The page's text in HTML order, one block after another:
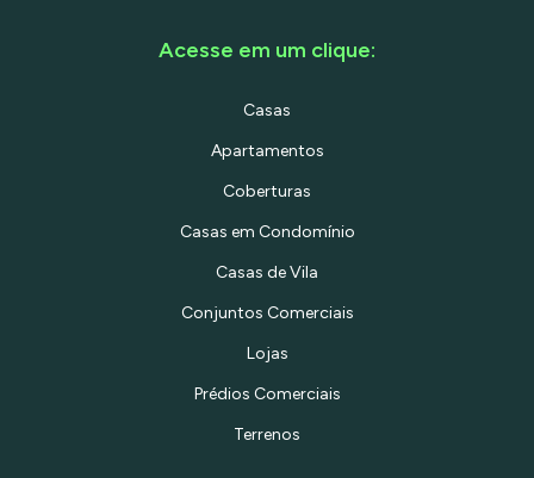
Acesse em um clique:
Casas
Apartamentos
Coberturas
Casas em Condomínio
Casas de Vila
Conjuntos Comerciais
Lojas
Prédios Comerciais
Terrenos